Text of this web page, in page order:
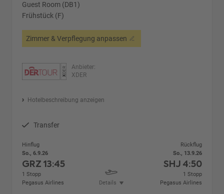
Guest Room (DB1)
Frühstück (F)
Zimmer & Verpflegung anpassen
Anbieter:
XDER
Hotelbeschreibung anzeigen
Transfer
Hinflug
So., 6.9.26
GRZ13:45
1 Stopp
Pegasus Airlines
Details
Rückflug
So., 13.9.26
SHJ 4:50
1 Stopp
Pegasus Airlines